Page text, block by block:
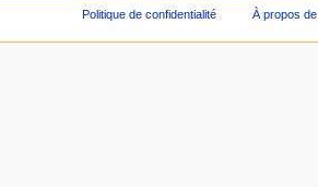
Politique de confidentialité À propos